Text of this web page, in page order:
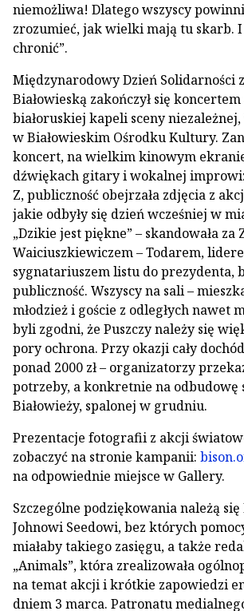
niemożliwa! Dlatego wszyscy
zrozumieć, jak wielki mają tu skarb. I
chronić”.
Międzynarodowy Dzień Solidarności
Białowieską zakończył się
białoruskiej kapeli sceny
w Białowieskim Ośrodku Kultury.
koncert, na wielkim kinowym
dźwiękach gitary i wokalnej
Z, publiczność obejrzała zdjęcia z
jakie odbyły się dzień wcześniej w
„Dzikie jest piękne” – skandowała za
Waiciuszkiewiczem – Todarem,
sygnatariuszem listu do prezydenta,
publiczność. Wszyscy na sali –
młodzież i goście z odległych nawet
byli zgodni, że Puszczy należy się
pory ochrona. Przy okazji cały
ponad 2000 zł – organizatorzy
potrzeby, a konkretnie na odbudowę
Białowieży, spalonej w grudniu.
Prezentacje fotografii z akcji
zobaczyć na stronie kampanii:
na odpowiednie miejsce w Gallery.
Szczególne podziękowania należą
Johnowi Seedowi, bez których
miałaby takiego zasięgu, a także
„Animals”, która zrealizowała
na temat akcji i krótkie zapowiedzi
dniem 3 marca. Patronatu